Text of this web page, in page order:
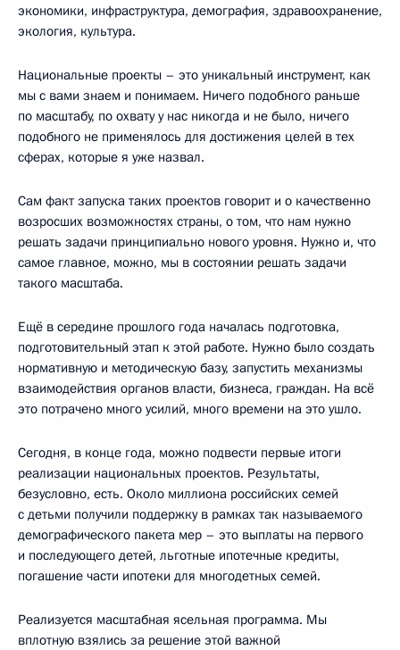
экономики, инфраструктура, демография, здравоохранение,
экология, культура.
Национальные проекты – это уникальный инструмент, как
мы с вами знаем и понимаем. Ничего подобного раньше
по масштабу, по охвату у нас никогда и не было, ничего
подобного не применялось для достижения целей в тех
сферах, которые я уже назвал.
Сам факт запуска таких проектов говорит и о качественно
возросших возможностях страны, о том, что нам нужно
решать задачи принципиально нового уровня. Нужно и, что
самое главное, можно, мы в состоянии решать задачи
такого масштаба.
Ещё в середине прошлого года началась подготовка,
подготовительный этап к этой работе. Нужно было создать
нормативную и методическую базу, запустить механизмы
взаимодействия органов власти, бизнеса, граждан. На всё
это потрачено много усилий, много времени на это ушло.
Сегодня, в конце года, можно подвести первые итоги
реализации национальных проектов. Результаты,
безусловно, есть. Около миллиона российских семей
с детьми получили поддержку в рамках так называемого
демографического пакета мер – это выплаты на первого
и последующего детей, льготные ипотечные кредиты,
погашение части ипотеки для многодетных семей.
Реализуется масштабная ясельная программа. Мы
вплотную взялись за решение этой важной